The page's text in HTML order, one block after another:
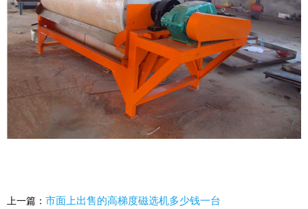
上一篇： 市面上出售的高梯度磁选机多少钱一台